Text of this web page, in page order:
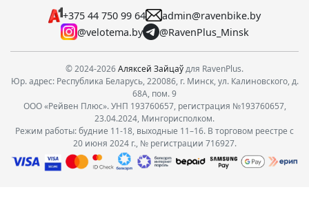
+375 44 750 99 64
admin@ravenbike.by
@velotema.by
@RavenPlus_Minsk
© 2024-2026Аляксей Зайцаўдля RavenPlus.
Юр. адрес: Республика Беларусь, 220086, г. Минск, ул. Калиновского, д.
68А, пом. 9
ООО «Рейвен Плюс». УНП 193760657, регистрация №193760657,
23.04.2024, Мингорисполком.
Режим работы: будние 11-18, выходные 11–16. В торговом реестре с
20 июня 2024 г., № регистрации 716927.